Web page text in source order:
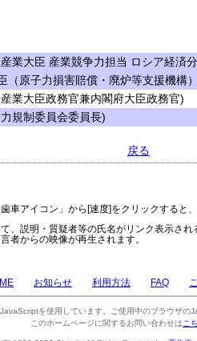
業大臣 産業競争力担当 ロシア経済
（原子力損害賠償・廃炉等支援機構
業大臣政務官兼内閣府大臣政務官)
規制委員会委員長)
戻る
歯車アイコン」から[速度]をクリックすると
て、説明・質疑者等の氏名がリンク表示さ
者からの映像が再生されます。
お知らせ 利用方法 FAQ
を使用しています。ご使用中のブラウザの
このホームページに関するお問い合わせは こ